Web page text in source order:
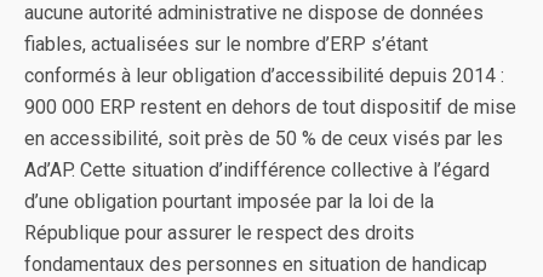
aucune autorité administrative ne dispose de données
fiables, actualisées sur le nombre d’ERP s’étant
conformés à leur obligation d’accessibilité depuis 2014 :
900 000 ERP restent en dehors de tout dispositif de mise
en accessibilité, soit près de 50 % de ceux visés par les
Ad’AP. Cette situation d’indifférence collective à l’égard
d’une obligation pourtant imposée par la loi de la
République pour assurer le respect des droits
fondamentaux des personnes en situation de handicap